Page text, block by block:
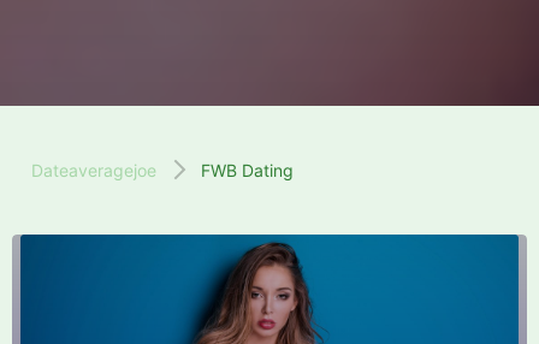
Dateaveragejoe FWB Dating